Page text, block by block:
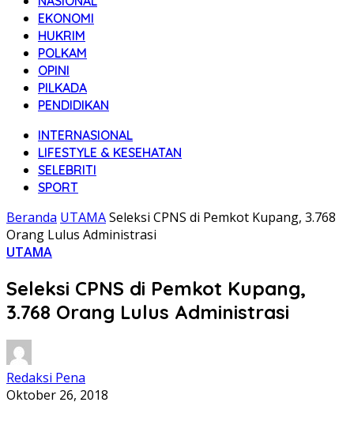
EKONOMI
HUKRIM
POLKAM
OPINI
PILKADA
PENDIDIKAN
INTERNASIONAL
LIFESTYLE & KESEHATAN
SELEBRITI
SPORT
Beranda UTAMASeleksi CPNS di Pemkot Kupang, 3.768
Orang Lulus Administrasi
UTAMA
Seleksi CPNS di Pemkot Kupang,
3.768 Orang Lulus Administrasi
Redaksi Pena
Oktober 26, 2018